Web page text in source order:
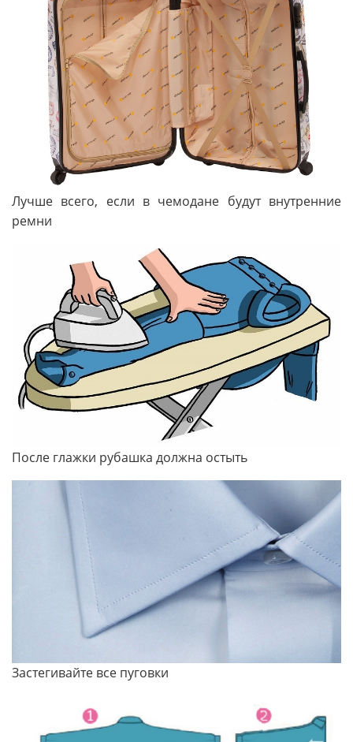
Лучше всего, если в чемодане будут внутренние
ремни
После глажки рубашка должна остыть
Застегивайте все пуговки